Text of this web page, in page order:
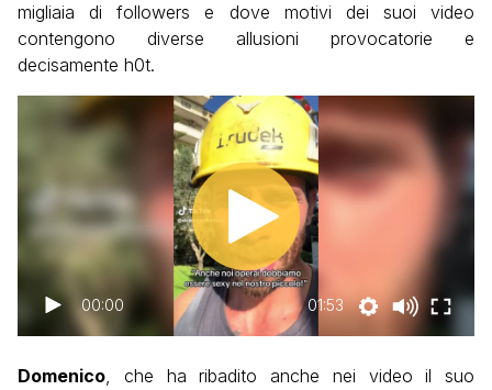
migliaia di followers e dove motivi dei suoi video
contengono diverse allusioni provocatorie e
decisamente h0t.
00:00 01:53
Domenico, che ha ribadito anche nei video il suo